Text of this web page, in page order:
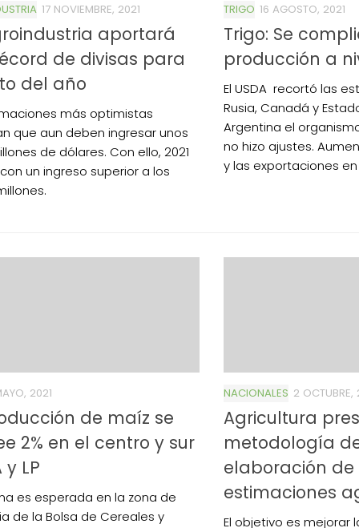
17 NOVIEMBRE, 2021
aportará
de divisas para
del año
más optimistas
que aun deben ingresar unos
de dólares. Con ello, 2021
un ingreso superior a los
TRIGO 16 AGOSTO, 2021
Trigo: Se
producción a
El USDA recortó las
Rusia, Canadá y
Argentina el
no hizo ajustes.
y las exportaciones
2021
de maíz se
2% en el centro y sur
y LP
es esperada en la zona de
de la Bolsa de Cereales y
NACIONALES 2
Agricultura
metodología
elaboración de
estimaciones
El objetivo es mejorar